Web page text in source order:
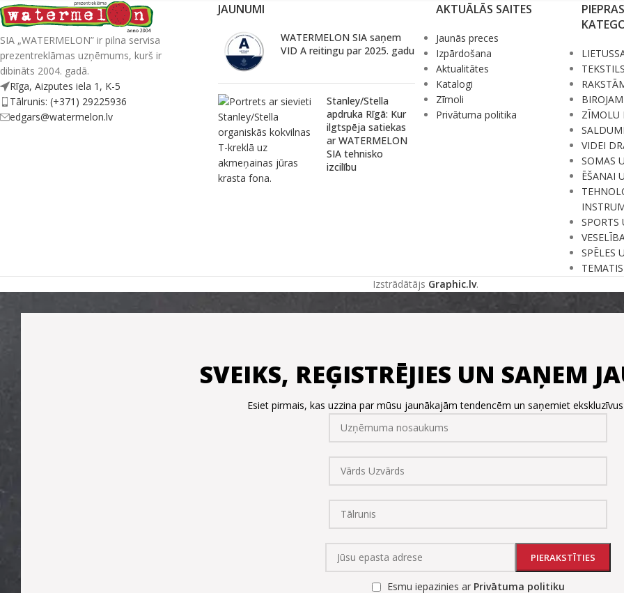
SIA „WATERMELON” ir pilna servisa
prezentreklāmas uzņēmums, kurš ir
dibināts 2004. gadā.
Rīga, Aizputes iela 1, K-5
Tālrunis: (+371) 29225936
edgars@watermelon.lv
JAUNUMI
WATERMELON SIA saņem
VID A reitingu par 2025. gadu
Stanley/Stella
apdruka Rīgā: Kur
ilgtspēja satiekas
ar WATERMELON
SIA tehnisko
izcilību
AKTUĀLĀS SAITES
Jaunās preces
Izpārdošana
Aktualitātes
Katalogi
Zīmoli
Privātuma politika
TEKSTILS
BIROJAM
ZĪMOLU
SALDUMI
VIDEI
SOMAS
ĒŠANAI
SPORTS
SPĒLES
Izstrādātājs Graphic.lv.
SVEIKS, REĢISTRĒJIES UN SAŅEM
Esiet pirmais, kas uzzina par mūsu jaunākajām tendencēm un saņemiet
Esmu iepazinies ar Privātuma politiku